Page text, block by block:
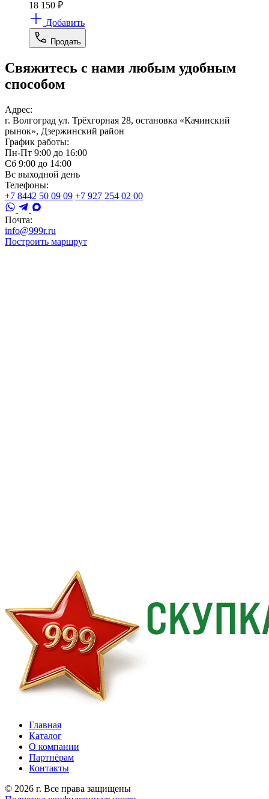
18 150 ₽
Добавить
Продать
Свяжитесь с нами любым удобным
способом
Адрес:
г. Волгоград ул. Трёхгорная 28, остановка «Качинский
рынок», Дзержинский район
График работы:
Пн-Пт 9:00 до 16:00
Сб 9:00 до 14:00
Вс выходной день
Телефоны:
+7 8442 50 09 09 +7 927 254 02 00
Почта:
info@999r.ru
Построить маршрут
Главная
Каталог
О компании
Партнёрам
Контакты
© 2026 г. Все права защищены